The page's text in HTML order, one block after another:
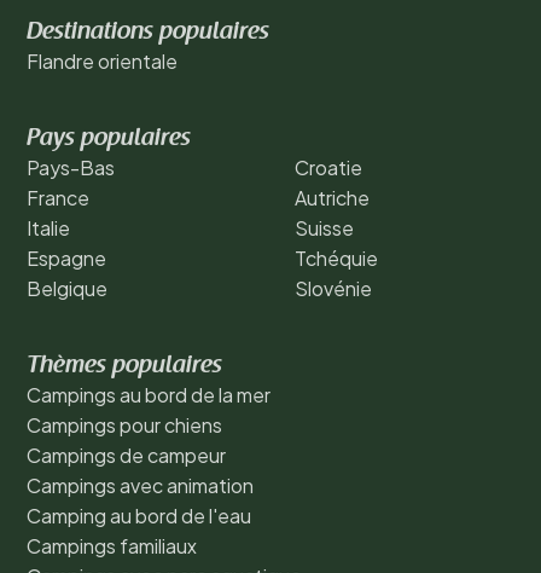
Destinations populaires
Flandre orientale
Pays populaires
Pays-Bas
France
Italie
Espagne
Belgique
Croatie
Autriche
Suisse
Tchéquie
Slovénie
Thèmes populaires
Campings au bord de la mer
Campings pour chiens
Campings de campeur
Campings avec animation
Camping au bord de l'eau
Campings familiaux